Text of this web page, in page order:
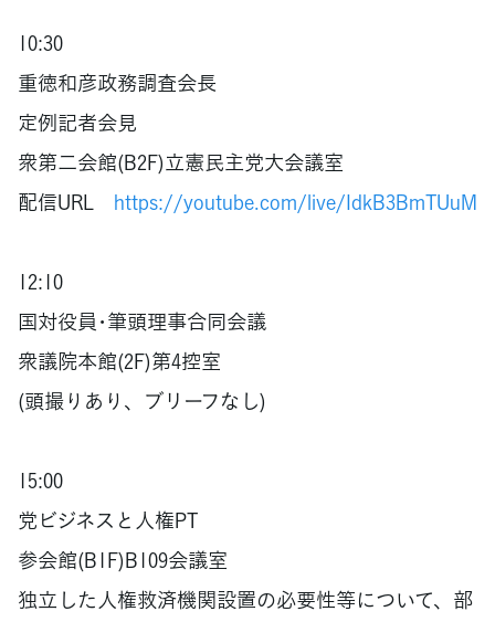
10:30
重徳和彦政務調査会長
定例記者会見
衆第二会館(B2F)立憲民主党大会議室
配信URL https://youtube.com/live/IdkB3BmTUuM
12:10
国対役員･筆頭理事合同会議
衆議院本館(2F)第4控室
(頭撮りあり、ブリーフなし)
15:00
党ビジネスと人権PT
参会館(B1F)B109会議室
独立した人権救済機関設置の必要性等について、部